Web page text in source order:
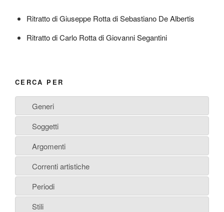
Ritratto di Giuseppe Rotta di Sebastiano De Albertis
Ritratto di Carlo Rotta di Giovanni Segantini
CERCA PER
Generi
Soggetti
Argomenti
Correnti artistiche
Periodi
Stili